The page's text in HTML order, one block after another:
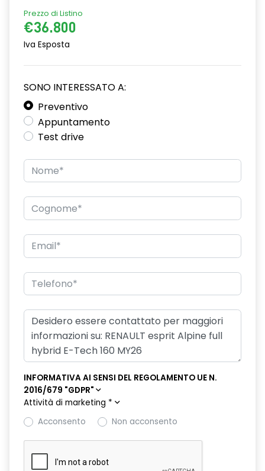
attacco isofix
avviso cinture di sicurezza allacciate
commutatore airbag frontale passeggero
design esterno specifico esprit Alpine
disattivazione ADAS
doppio fondo bagagliaio
driver display 10''
eCall funzionalità soggetta a copertura di rete;
compatibilità 2G/3G o 4G/5G a seconda del veicolo
emergency lane keep assist assistenza d'emergenza al
mantenimento della corsia
fari posteriori FULL LED 3D con firma luminosa dinamica C-
SHAPE
filtro antipolline
flying consolle
freno di stazionamento elettrico con funzione Auto-Hold
illuminazione interna a LED anteriore e posteriore
Prezzo di Listino
€36.800
Iva Esposta
SONO INTERESSATO A:
Preventivo
Appuntamento
Test drive
INFORMATIVA AI SENSI DEL REGOLAMENTO UE N.
2016/679 "GDPR"
Attività di marketing *
Acconsento
Non acconsento